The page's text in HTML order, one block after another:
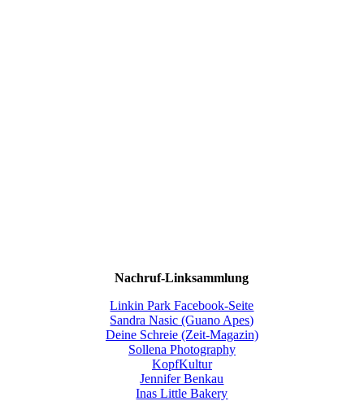
Nachruf-Linksammlung
Linkin Park Facebook-Seite
Sandra Nasic (Guano Apes)
Deine Schreie (Zeit-Magazin)
Sollena Photography
KopfKultur
Jennifer Benkau
Inas Little Bakery